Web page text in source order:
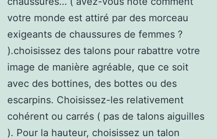
votre monde est attiré par des morceau
exigeants de chaussures de femmes ?
).choisissez des talons pour rabattre votre
image de manière agréable, que ce soit
avec des bottines, des bottes ou des
escarpins. Choisissez-les relativement
cohérent ou carrés ( pas de talons aiguilles
). Pour la hauteur, choisissez un talon